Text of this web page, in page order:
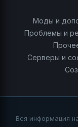
Моды и
Проблемы и
Серверы и
Вся информация